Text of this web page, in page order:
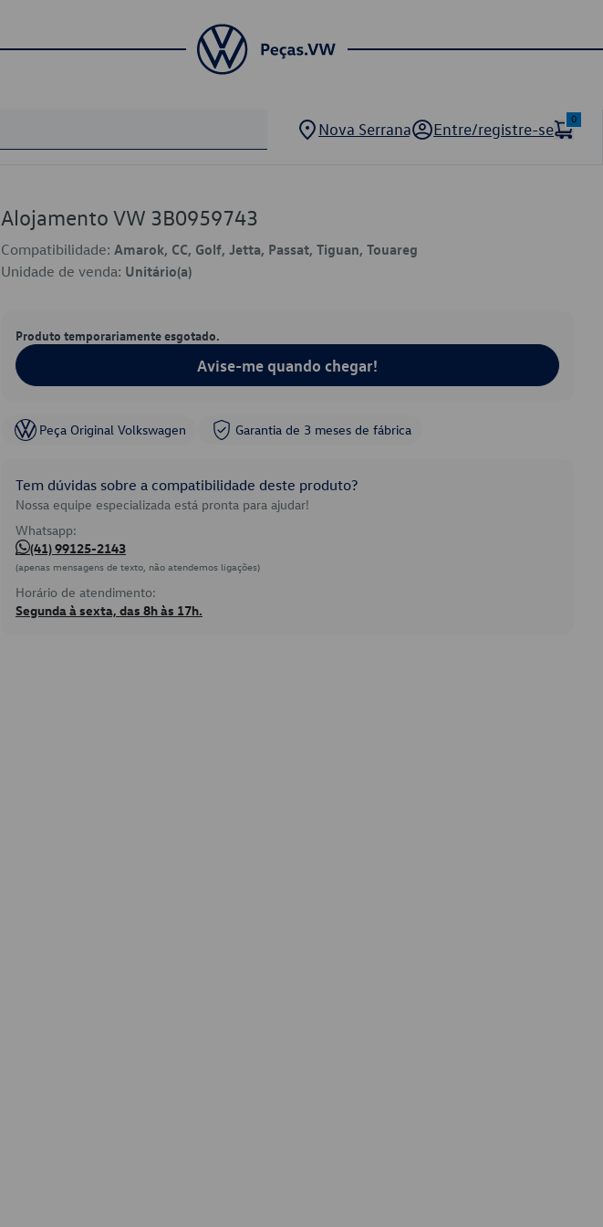
Nova Serrana Entre/registre-se
0
Alojamento VW 3B0959743
Compatibilidade: Amarok, CC, Golf, Jetta, Passat, Tiguan, Touareg
Unidade de venda: Unitário(a)
Produto temporariamente esgotado.
Avise-me quando chegar!
Peça Original Volkswagen Garantia de 3 meses de fábrica
Tem dúvidas sobre a compatibilidade deste produto?
Nossa equipe especializada está pronta para ajudar!
Whatsapp:
(41) 99125-2143
(apenas mensagens de texto, não atendemos ligações)
Horário de atendimento:
Segunda à sexta, das 8h às 17h.